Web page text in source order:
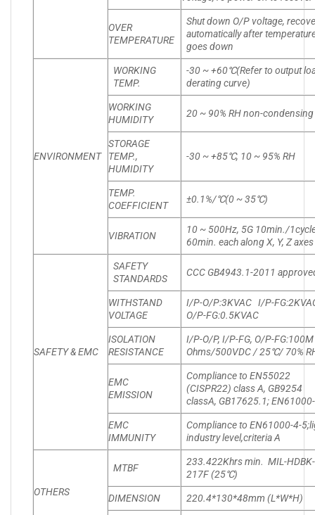
OVER
TEMPERATURE
Shut down O/P voltage,
automatically after
goes down
ENVIRONMENT
WORKING
TEMP.
-30 ~ +60℃(Refer to output
derating curve)
WORKING
HUMIDITY
20 ~ 90% RH non-condensing
STORAGE
TEMP.,
HUMIDITY
-30 ~ +85℃, 10 ~ 95% RH
TEMP.
COEFFICIENT
±0.1%/℃(0 ~ 35℃)
VIBRATION
10 ~ 500Hz, 5G 10min./
60min. each along X, Y, Z axes
SAFETY & EMC
SAFETY
STANDARDS
CCC GB4943.1-2011
WITHSTAND
VOLTAGE
I/P-O/P:3KVAC I/P-
O/P-FG:0.5KVAC
ISOLATION
RESISTANCE
I/P-O/P, I/P-FG, O/P-FG:100M
Ohms/500VDC / 25℃/ 70%
EMC
EMISSION
Compliance to EN55022
(CISPR22) class A, GB9254
classA, GB17625.1;
EMC
IMMUNITY
Compliance to EN61000-4-
industry level,criteria A
OTHERS
MTBF
233.422Khrs min. MIL-HDBK-
217F (25℃)
DIMENSION 220.4*130*48mm (L*W*H)